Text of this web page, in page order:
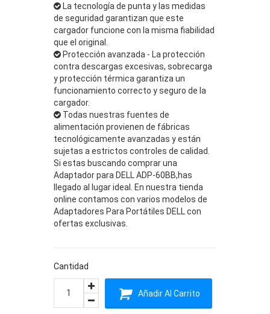
La tecnología de punta y las medidas
de seguridad garantizan que este
cargador funcione con la misma fiabilidad
que el original.
Protección avanzada - La protección
contra descargas excesivas, sobrecarga
y protección térmica garantiza un
funcionamiento correcto y seguro de la
cargador.
Todas nuestras fuentes de
alimentación provienen de fábricas
tecnológicamente avanzadas y están
sujetas a estrictos controles de calidad.
Si estas buscando comprar una
Adaptador para DELL ADP-60BB,has
llegado al lugar ideal. En nuestra tienda
online contamos con varios modelos de
Adaptadores Para Portátiles DELL con
ofertas exclusivas.
Cantidad
Añadir Al Carrito